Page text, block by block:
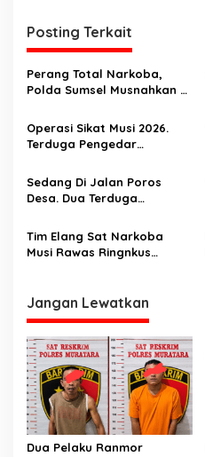
g
a
s
p
o
s
Posting Terkait
Perang Total Narkoba,
Polda Sumsel Musnahkan 8
Jaringan Internasional
Operasi Sikat Musi 2026.
Terduga Pengedar
Berada Di jalan Poros
Desa. Amankan 1 Kg Shabu
Sedang Di Jalan Poros
Desa. Dua Terduga
Rupit Dan Rawas Ilir Musi
Rawas Utara Disergap
Tim Elang Sat Narkoba
Musi Rawas Ringnkus
Jangan Lewatkan
Dua Pelaku Ranmor